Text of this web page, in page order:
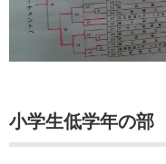
小学生低学年の部